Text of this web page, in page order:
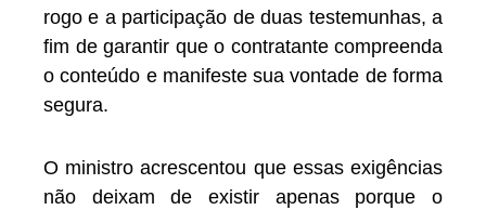
rogo e a participação de duas testemunhas, a
fim de garantir que o contratante compreenda
o conteúdo e manifeste sua vontade de forma
segura.
O ministro acrescentou que essas exigências
não deixam de existir apenas porque o